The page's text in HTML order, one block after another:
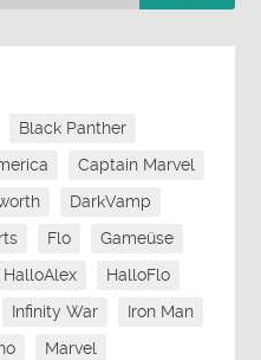
Black Panther
Captain Marvel
DarkVamp
Flo
Gameüse
HalloAlex
HalloFlo
Infinity War
Iron Man
Marvel